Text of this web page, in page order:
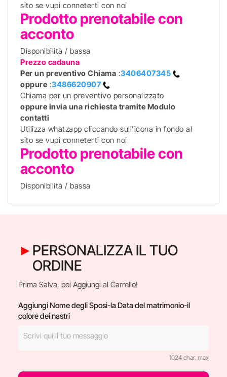
sito se vupi conneterti con noi
Prodotto prenotabile con
acconto
Disponibilità / bassa
Prezzo cadauna
Per un preventivo Chiama :3406407345
oppure :3486620907
Chiama per un preventivo personalizzato
oppure invia una richiesta tramite Modulo
contatti
Utilizza whatzapp cliccando sull'icona in fondo al
sito se vupi conneterti con noi
Prodotto prenotabile con
acconto
Disponibilità / bassa
PERSONALIZZA IL TUO
ORDINE
Prima Salva, poi Aggiungi al Carrello!
Aggiungi Nome degli Sposi-la Data del matrimonio-il
colore dei nastri
1024 char. max